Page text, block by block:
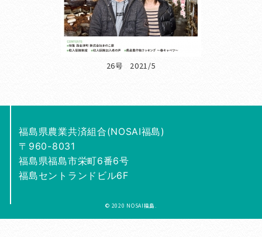
26号 2021/5
福島県農業共済組合(NOSAI福島)
〒960-8031
福島県福島市栄町6番6号
福島セントランドビル6F
© 2020 NOSAI福島.